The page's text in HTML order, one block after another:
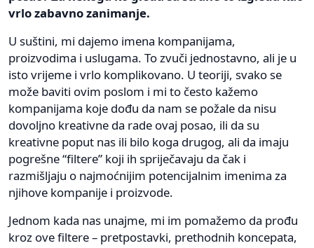
vrlo zabavno zanimanje.
U suštini, mi dajemo imena kompanijama,
proizvodima i uslugama. To zvuči jednostavno, ali je u
isto vrijeme i vrlo komplikovano. U teoriji, svako se
može baviti ovim poslom i mi to često kažemo
kompanijama koje dođu da nam se požale da nisu
dovoljno kreativne da rade ovaj posao, ili da su
kreativne poput nas ili bilo koga drugog, ali da imaju
pogrešne “filtere” koji ih spriječavaju da čak i
razmišljaju o najmoćnijim potencijalnim imenima za
njihove kompanije i proizvode.
Jednom kada nas unajme, mi im pomažemo da prođu
kroz ove filtere – pretpostavki, prethodnih koncepata,